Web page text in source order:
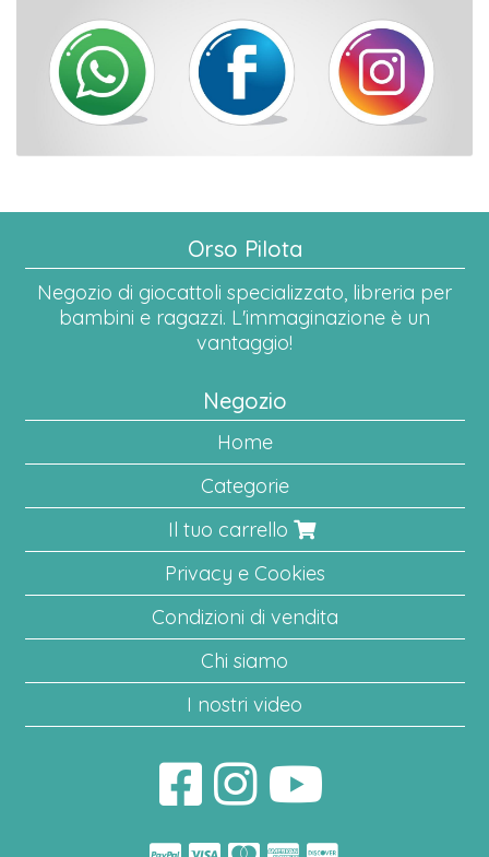
Orso Pilota
Negozio di giocattoli specializzato, libreria per
bambini e ragazzi. L'immaginazione è un
vantaggio!
Negozio
Home
Categorie
Il tuo carrello
Privacy e Cookies
Condizioni di vendita
Chi siamo
I nostri video